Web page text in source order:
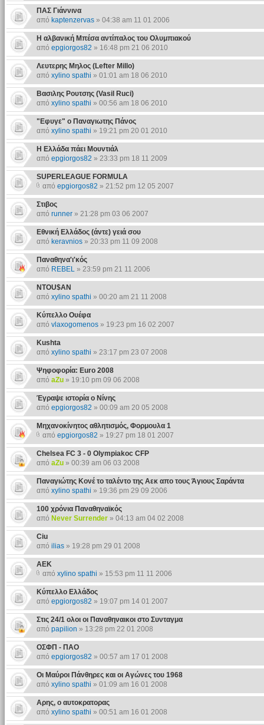
ΠΑΣ Γιάννινα
από kaptenzervas» 04:38 am 11 01 2006
Η αλβανική Μπέσα αντίπαλος του Ολυμπιακού
από epgiorgos82 » 16:48 pm 21 06 2010
Λευτερης Μηλος (Lefter Millo)
από xylino spathi » 01:01 am 18 06 2010
Βασιλης Ρουτσης (Vasil Ruci)
από xylino spathi » 00:56 am 18 06 2010
"Εφυγε" ο Παναγιωτης Πάνος
από xylino spathi » 19:21 pm 20 01 2010
Η Ελλάδα πάει Μουντιάλ
από epgiorgos82 » 23:33 pm 18 11 2009
SUPERLEAGUE FORMULA
από epgiorgos82 » 21:52 pm 12 05 2007
Στιβος
από runner» 21:28 pm 03 06 2007
Εθνική Ελλάδος (άντε) γειά σου
από keravnios» 20:33 pm 11 09 2008
Παναθηνα'ι'κός
από REBEL» 23:59 pm 21 11 2006
NTOU$AN
από xylino spathi » 00:20 am 21 11 2008
Κύπελλο Ουέφα
από vlaxogomenos» 19:23 pm 16 02 2007
Kushta
από xylino spathi » 23:17 pm 23 07 2008
Ψηφοφορία: Euro 2008
από aZu» 19:10 pm 09 06 2008
Έγραψε ιστορία ο Νίνης
από epgiorgos82 » 00:09 am 20 05 2008
Μηχανοκίνητος αθλητισμός, Φορμουλα 1
από epgiorgos82 » 19:27 pm 18 01 2007
Chelsea FC 3 - 0 Olympiakoc CFP
από aZu» 00:39 am 06 03 2008
Παναγιώτης Κονέ το ταλέντο της Αεκ απο τους Άγιους Σαράντα
από xylino spathi » 19:36 pm 29 09 2006
100 χρόνια Παναθηναϊκός
από Never Surrender» 04:13 am 04 02 2008
Ciu
από ilias» 19:28 pm 29 01 2008
ΑΕΚ
από xylino spathi » 15:53 pm 11 11 2006
Κύπελλο Ελλάδος
από epgiorgos82 » 19:07 pm 14 01 2007
Στις 24/1 ολοι οι Παναθηναικοι στο Συνταγμα
από papilion » 13:28 pm 22 01 2008
ΟΣΦΠ - ΠΑΟ
από epgiorgos82 » 00:57 am 17 01 2008
Οι Μαύροι Πάνθηρες και οι Αγώνες του 1968
από xylino spathi » 01:09 am 16 01 2008
Αρης, ο αυτοκρατορας
από xylino spathi » 00:51 am 16 01 2008